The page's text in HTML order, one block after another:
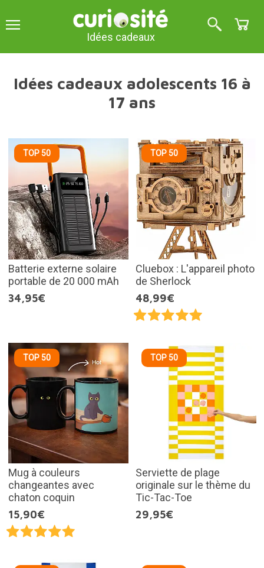
Idées cadeaux
Idées cadeaux adolescents 16 à
17 ans
TOP 50
Batterie externe solaire
portable de 20 000 mAh
34,95€
TOP 50
Cluebox : L'appareil photo
de Sherlock
48,99€
TOP 50
Mug à couleurs
changeantes avec
chaton coquin
15,90€
TOP 50
Serviette de plage
originale sur le thème du
Tic-Tac-Toe
29,95€